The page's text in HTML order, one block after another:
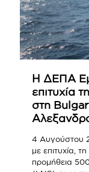
Η ΔΕΠΑ
επιτυχία
στη
4 Αυγούστου
με επιτυχία,
προμήθεια